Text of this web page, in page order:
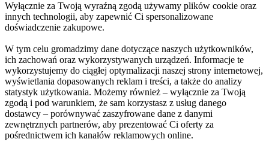
Wyłącznie za Twoją wyraźną zgodą używamy plików cookie oraz
innych technologii, aby zapewnić Ci spersonalizowane
doświadczenie zakupowe.
W tym celu gromadzimy dane dotyczące naszych użytkowników,
ich zachowań oraz wykorzystywanych urządzeń. Informacje te
wykorzystujemy do ciągłej optymalizacji naszej strony internetowej,
wyświetlania dopasowanych reklam i treści, a także do analizy
statystyk użytkowania. Możemy również – wyłącznie za Twoją
zgodą i pod warunkiem, że sam korzystasz z usług danego
dostawcy – porównywać zaszyfrowane dane z danymi
zewnętrznych partnerów, aby prezentować Ci oferty za
pośrednictwem ich kanałów reklamowych online.